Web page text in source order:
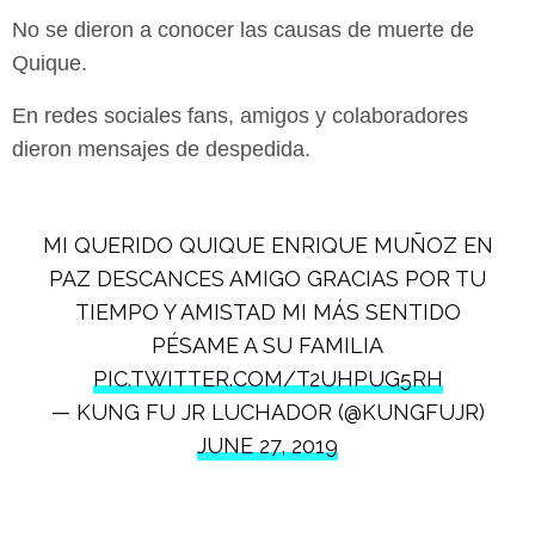
No se dieron a conocer las causas de muerte de
Quique.
En redes sociales fans, amigos y colaboradores
dieron mensajes de despedida.
MI QUERIDO QUIQUE ENRIQUE MUÑOZ EN
PAZ DESCANCES AMIGO GRACIAS POR TU
TIEMPO Y AMISTAD MI MÁS SENTIDO
PÉSAME A SU FAMILIA
PIC.TWITTER.COM/T2UHPUG5RH
— KUNG FU JR LUCHADOR (@KUNGFUJR)
JUNE 27, 2019